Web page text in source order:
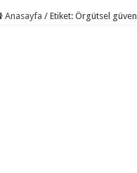
Anasayfa / Etiket: Örgütsel güven